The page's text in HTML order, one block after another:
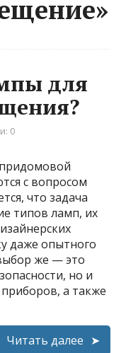
для
0
с вопросом
что задача
типов ламп, их
даже опытного
же — это
но и
а также
Читать далее